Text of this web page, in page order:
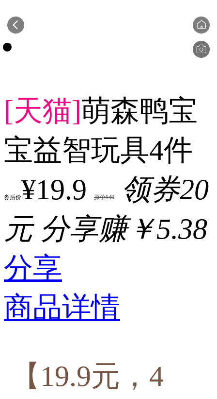
[天猫]萌森鸭宝
宝益智玩具4件
券后价¥19.9 原价¥40
领券20
元 分享赚￥5.38
分享
商品详情
【19.9元，4